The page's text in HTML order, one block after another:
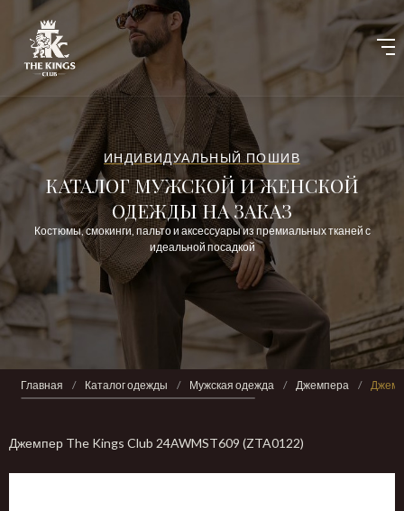
ИНДИВИДУАЛЬНЫЙ ПОШИВ
КАТАЛОГ МУЖСКОЙ И ЖЕНСКОЙ
ОДЕЖДЫ НА ЗАКАЗ
Костюмы, смокинги, пальто и аксессуары из премиальных тканей с
идеальной посадкой
Главная / Каталог одежды / Мужская одежда / Джемпера /
Джемпер The Kings Club 24AWMST609 (ZTA0122)